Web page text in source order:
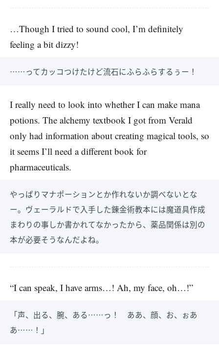
…Though I tried to sound cool, I’m definitely
feeling a bit dizzy!
……ってカッコつけたけど流石にふらふらするぅー！
I really need to look into whether I can make mana
potions. The alchemy textbook I got from Verald
only had information about creating magical tools, so
it seems I’ll need a different book for
pharmaceuticals.
やっぱりマナポーションとか作れないか調べないとな
ー。ヴェーラルドで入手した錬金術教本には魔道具作成
まわりの事しか書かれてなかったから、薬品関係は別の
本が必要そうなんだよね。
“I can speak, I have arms…! Ah, my face, oh…!”
「声、出る、腕、ある……っ！ ああ、顔、お、ぉあ
あ……！」